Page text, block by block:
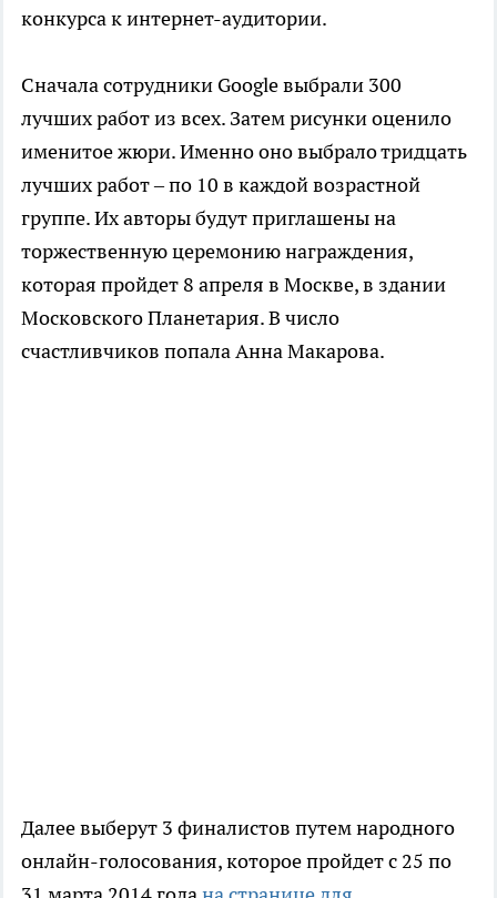
конкурса к интернет-аудитории.
Сначала сотрудники Google выбрали 300
лучших работ из всех. Затем рисунки оценило
именитое жюри. Именно оно выбрало тридцать
лучших работ – по 10 в каждой возрастной
группе. Их авторы будут приглашены на
торжественную церемонию награждения,
которая пройдет 8 апреля в Москве, в здании
Московского Планетария. В число
счастливчиков попала Анна Макарова.
Далее выберут 3 финалистов путем народного
онлайн-голосования, которое пройдет с 25 по